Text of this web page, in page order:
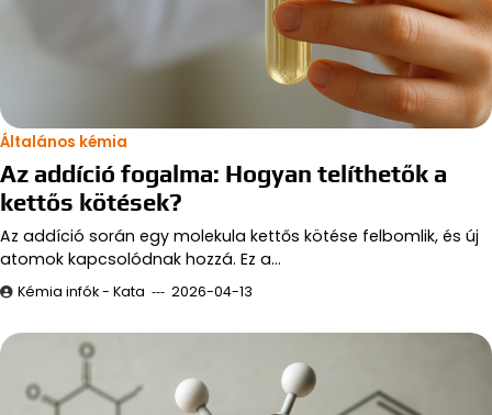
Általános kémia
Az addíció fogalma: Hogyan telíthetők a
kettős kötések?
Az addíció során egy molekula kettős kötése felbomlik, és új
atomok kapcsolódnak hozzá. Ez a…
Kémia infók - Kata 2026-04-13